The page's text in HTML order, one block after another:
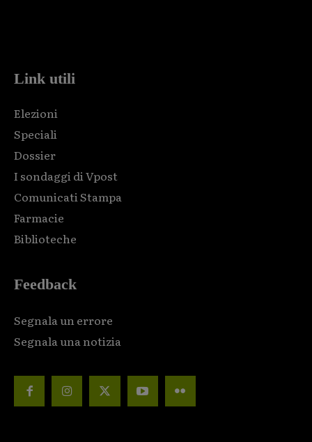
Link utili
Elezioni
Speciali
Dossier
I sondaggi di Vpost
Comunicati Stampa
Farmacie
Biblioteche
Feedback
Segnala un errore
Segnala una notizia